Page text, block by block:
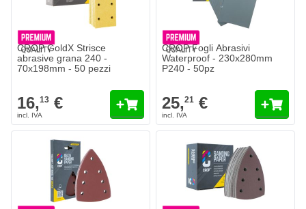
CROP GoldX Strisce
abrasive grana 240 -
70x198mm - 50 pezzi
16,13 €
CROP Fogli Abrasivi
Waterproof - 230x280mm
P240 - 50pz
25,21 €